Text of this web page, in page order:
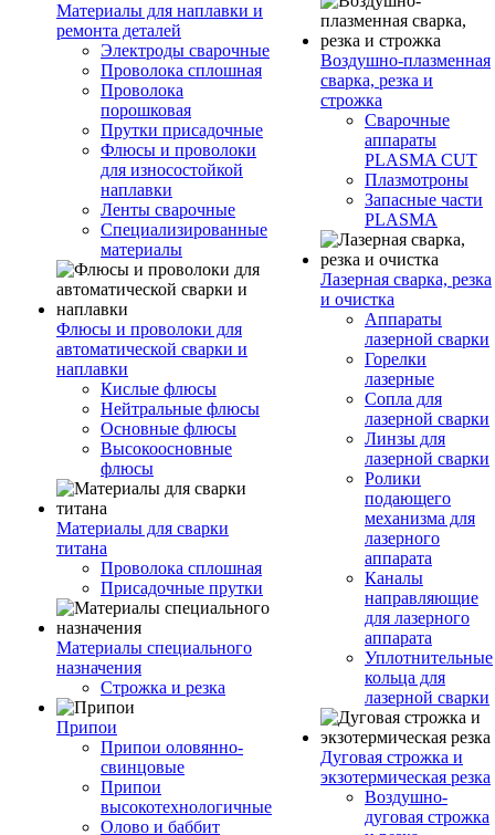
Материалы для наплавки и
ремонта деталей
Электроды сварочные
Проволока сплошная
Проволока
порошковая
Прутки присадочные
Флюсы и проволоки
для износостойкой
наплавки
Ленты сварочные
Специализированные
материалы
Флюсы и проволоки для
автоматической сварки и
наплавки
Кислые флюсы
Нейтральные флюсы
Основные флюсы
Высокоосновные
флюсы
Материалы для сварки
титана
Проволока сплошная
Присадочные прутки
Материалы специального
назначения
Строжка и резка
Припои
Припои оловянно-
свинцовые
Припои
высокотехнологичные
Олово и баббит
Воздушно-плазменная
сварка, резка и
строжка
Сварочные
аппараты
PLASMA CUT
Плазмотроны
Запасные части
PLASMA
Лазерная сварка, резка
и очистка
Аппараты
лазерной сварки
Горелки
лазерные
Сопла для
лазерной сварки
Линзы для
лазерной сварки
Ролики
подающего
механизма для
лазерного
аппарата
Каналы
направляющие
для лазерного
аппарата
Уплотнительные
кольца для
лазерной сварки
Дуговая строжка и
экзотермическая резка
Воздушно-
дуговая строжка